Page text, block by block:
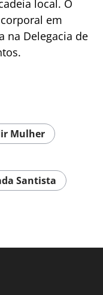
local. O
em
na Delegacia de
Mulher
Santista